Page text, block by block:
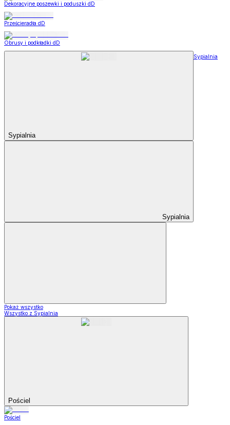
Dekoracyjne poszewki i poduszki dD
Prześcieradła dD
Obrusy i podkładki dD
Sypialnia
Sypialnia
Sypialnia
Pokaż wszystko
Wszystko z Sypialnia
Pościel
Pościel